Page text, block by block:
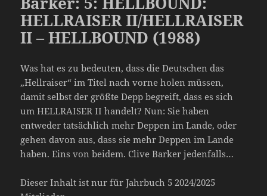
HELLRAISER II/HELLRAISER
II – HELLBOUND (1988)
Was hat es zu bedeuten, dass die Deutschen das
„Hellraiser“ im Titel nach vorne holen müssen,
damit selbst der größte Depp begreift, dass es sich
um HELLRAISER II handelt? Nun: Sie haben
entweder tatsächlich mehr Deppen im Lande, oder
gehen davon aus, dass sie mehr Deppen im Lande
haben. Eins von beidem. Clive Barker jedenfalls…
Dieser Inhalt ist nur für Jahrbuch 5 2024/2025